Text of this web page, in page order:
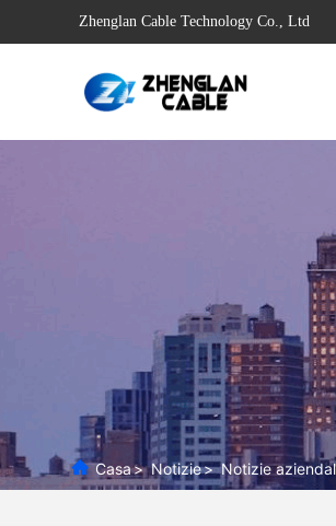
Zhenglan Cable Technology Co., Ltd
Casa> Notizie> Notizie